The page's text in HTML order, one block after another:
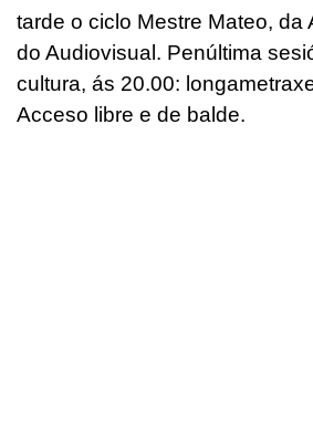
tarde o ciclo Mestre Mateo, da
do Audiovisual. Penúltima
cultura, ás 20.00:
Acceso libre e de balde.